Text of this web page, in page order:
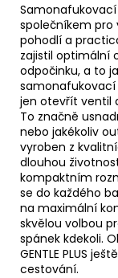
Samonafukovací
společníkem pro
pohodlí a
zajistil optimální
odpočinku, a to
jen otevřít ventil
To značně
nebo jakékoliv
vyroben z
dlouhou
kompaktním
se do každého
na maximální
skvělou volbou
spánek kdekoli.
GENTLE PLUS
cestování.